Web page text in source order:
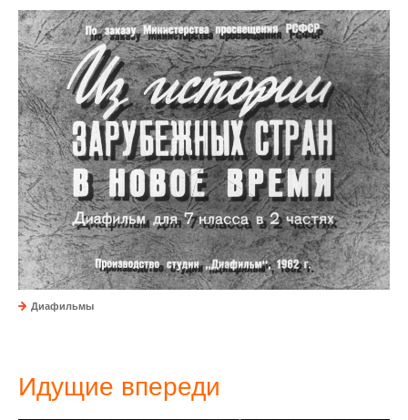
Диафильмы
Идущие впереди